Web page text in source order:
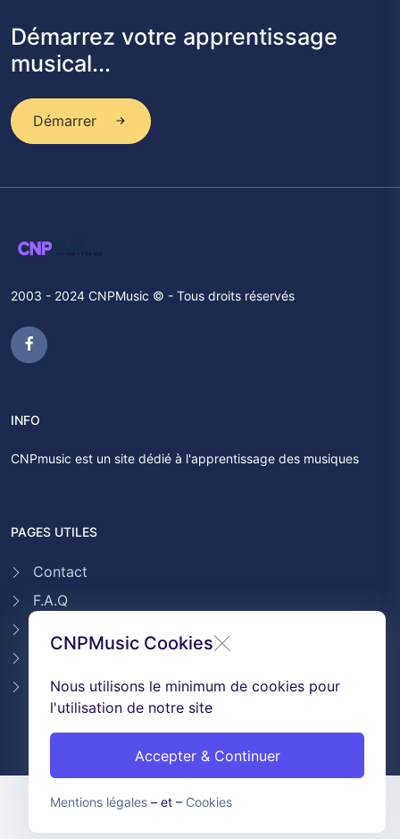
CNPMusic Cookies
Nous utilisons le minimum de cookies pour
l'utilisation de notre site
Accepter & Continuer
Mentions légales – et – Cookies
Démarrez votre apprentissage
musical...
Démarrer
2003 - 2024 CNPMusic © - Tous droits réservés
INFO
CNPmusic est un site dédié à l'apprentissage des musiques
PAGES UTILES
Contact
F.A.Q
Conditions générales de ventes
GDPR & Cookies